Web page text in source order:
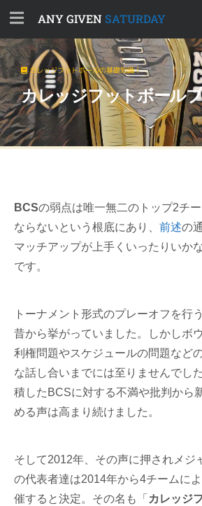
ANY GIVEN SATURDAY
カレッジフットボールの基礎知識！
カレッジフットボール
BCSの弱点は唯一無二のトップ2チ
ならないという根底にあり、 前述の
マッチアップが上手くいったりいか
です。
トーナメント形式のプレーオフを行
昔から挙がっていました。しかしボ
利権問題やスケジュールの問題など
な話し合いまでには至りませんでし
積したBCSに対する不満や批判から
める声は高まり続けました。
そして2012年、その声に押されメジ
の代表者達は2014年から4チームに
催すると決定。その名も「 カレッジ